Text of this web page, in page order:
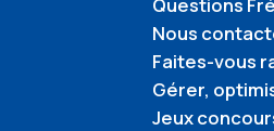
Nous
Faites-vous
Gérer,
Jeux